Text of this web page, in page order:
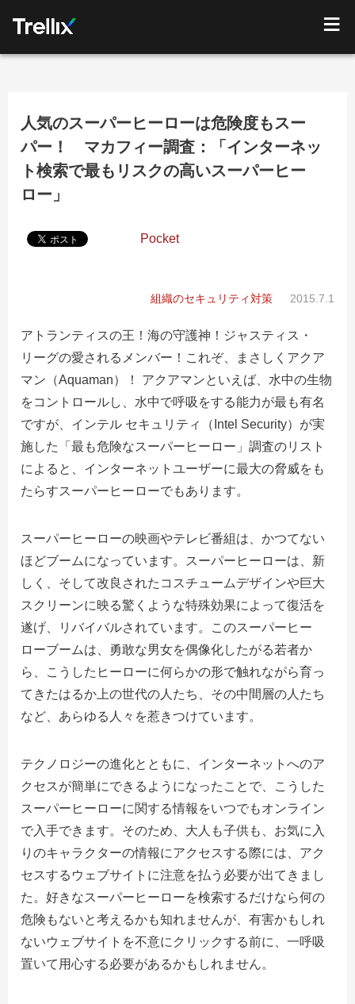
人気のスーパーヒーローは危険度もスー
パー！ マカフィー調査：「インターネッ
ト検索で最もリスクの高いスーパーヒー
ロー」
Pocket
組織のセキュリティ対策 2015.7.1
アトランティスの王！海の守護神！ジャスティス・
リーグの愛されるメンバー！これぞ、まさしくアクア
マン（Aquaman）！ アクアマンといえば、水中の生物
をコントロールし、水中で呼吸をする能力が最も有名
ですが、インテル セキュリティ（Intel Security）が実
施した「最も危険なスーパーヒーロー」調査のリスト
によると、インターネットユーザーに最大の脅威をも
たらすスーパーヒーローでもあります。
スーパーヒーローの映画やテレビ番組は、かつてない
ほどブームになっています。スーパーヒーローは、新
しく、そして改良されたコスチュームデザインや巨大
スクリーンに映る驚くような特殊効果によって復活を
遂げ、リバイバルされています。このスーパーヒー
ローブームは、勇敢な男女を偶像化したがる若者か
ら、こうしたヒーローに何らかの形で触れながら育っ
てきたはるか上の世代の人たち、その中間層の人たち
など、あらゆる人々を惹きつけています。
テクノロジーの進化とともに、インターネットへのア
クセスが簡単にできるようになったことで、こうした
スーパーヒーローに関する情報をいつでもオンライン
で入手できます。そのため、大人も子供も、お気に入
りのキャラクターの情報にアクセスする際には、アク
セスするウェブサイトに注意を払う必要が出てきまし
た。好きなスーパーヒーローを検索するだけなら何の
危険もないと考えるかも知れませんが、有害かもしれ
ないウェブサイトを不意にクリックする前に、一呼吸
置いて用心する必要があるかもしれません。